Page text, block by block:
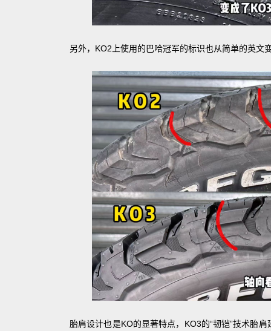
另外，KO2上使用的巴哈冠军的标识也从简单的英文
胎肩设计也是KO的显著特点，KO3的“韧铠”技术胎